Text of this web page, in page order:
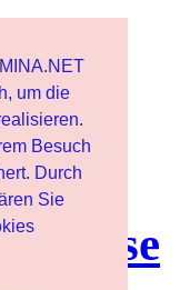
um die
Besuch
Durch
Sie